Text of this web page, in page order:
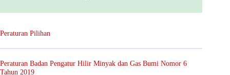
Peraturan Pilihan
Peraturan Badan Pengatur Hilir Minyak dan Gas Bumi Nomor 6
Tahun 2019